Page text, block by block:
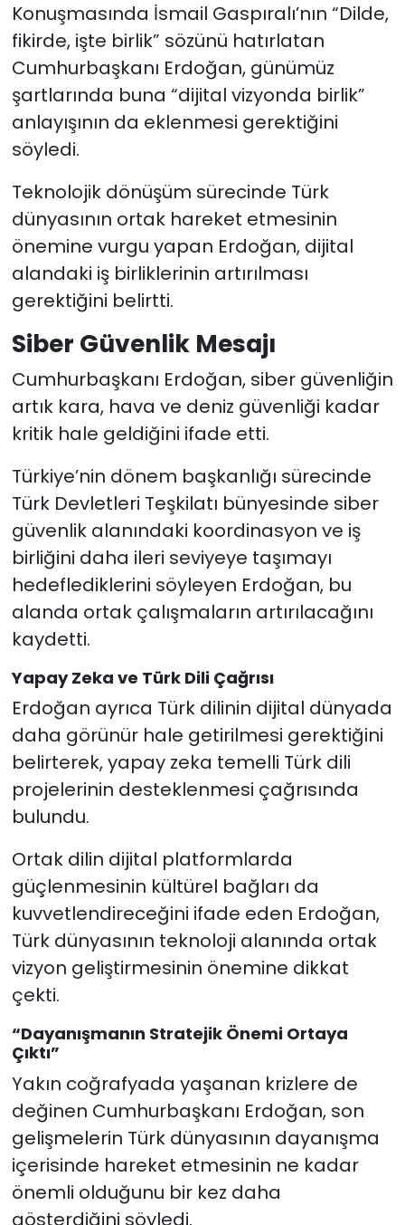
Konuşmasında İsmail Gaspıralı’nın “Dilde,
fikirde, işte birlik” sözünü hatırlatan
Cumhurbaşkanı Erdoğan, günümüz
şartlarında buna “dijital vizyonda birlik”
anlayışının da eklenmesi gerektiğini
söyledi.
Teknolojik dönüşüm sürecinde Türk
dünyasının ortak hareket etmesinin
önemine vurgu yapan Erdoğan, dijital
alandaki iş birliklerinin artırılması
gerektiğini belirtti.
Siber Güvenlik Mesajı
Cumhurbaşkanı Erdoğan, siber güvenliğin
artık kara, hava ve deniz güvenliği kadar
kritik hale geldiğini ifade etti.
Türkiye’nin dönem başkanlığı sürecinde
Türk Devletleri Teşkilatı bünyesinde siber
güvenlik alanındaki koordinasyon ve iş
birliğini daha ileri seviyeye taşımayı
hedeflediklerini söyleyen Erdoğan, bu
alanda ortak çalışmaların artırılacağını
kaydetti.
Yapay Zeka ve Türk Dili Çağrısı
Erdoğan ayrıca Türk dilinin dijital dünyada
daha görünür hale getirilmesi gerektiğini
belirterek, yapay zeka temelli Türk dili
projelerinin desteklenmesi çağrısında
bulundu.
Ortak dilin dijital platformlarda
güçlenmesinin kültürel bağları da
kuvvetlendireceğini ifade eden Erdoğan,
Türk dünyasının teknoloji alanında ortak
vizyon geliştirmesinin önemine dikkat
çekti.
“Dayanışmanın Stratejik Önemi Ortaya
Çıktı”
Yakın coğrafyada yaşanan krizlere de
değinen Cumhurbaşkanı Erdoğan, son
gelişmelerin Türk dünyasının dayanışma
içerisinde hareket etmesinin ne kadar
önemli olduğunu bir kez daha
gösterdiğini söyledi.